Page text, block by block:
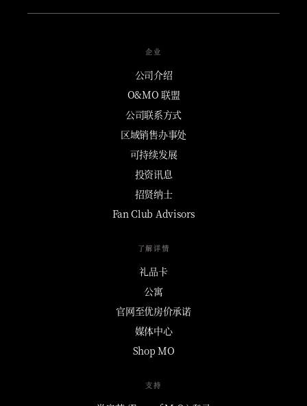
企业
公司介绍
O&MO 联盟
公司联系方式
区域销售办事处
可持续发展
投资讯息
招贤纳士
Fan Club Advisors
了解详情
礼品卡
公寓
官网至优房价承诺
媒体中心
Shop MO
支持